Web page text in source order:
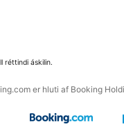
réttindi áskilin.
er hluti af Booking